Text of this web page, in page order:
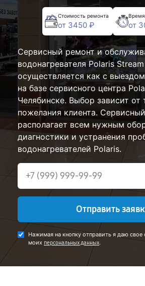
Стоимость ремонта
от 3450 ₽ от
Сервисный ремонт и
водонагревателя Polaris
осуществляется как с
на базе сервисного центра
Челябинске. Выбор зависит от
пожелания клиента.
располагает всем нужным
диагностики и устранения
водонагревателей Polaris.
Отправить
Нажимая на кнопку отправить я даю свое
моих персональных данных.